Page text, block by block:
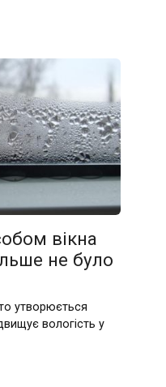
вікна
не було
утворюється
вологість у